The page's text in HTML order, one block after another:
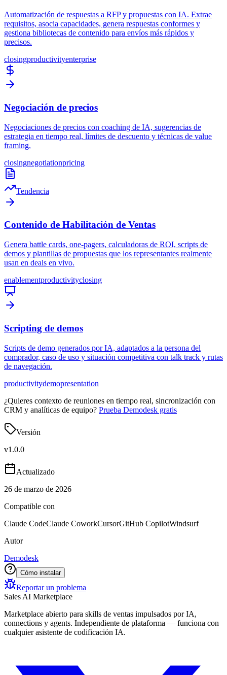
Automatización de respuestas a RFP y propuestas con IA. Extrae
requisitos, asocia capacidades, genera respuestas conformes y
gestiona bibliotecas de contenido para envíos más rápidos y
precisos.
closingproductivityenterprise
Negociación de precios
Negociaciones de precios con coaching de IA, sugerencias de
estrategia en tiempo real, límites de descuento y técnicas de value
framing.
closingnegotiationpricing
Tendencia
Contenido de Habilitación de Ventas
Genera battle cards, one-pagers, calculadoras de ROI, scripts de
demos y plantillas de propuestas que los representantes realmente
usan en deals en vivo.
enablementproductivityclosing
Scripting de demos
Scripts de demo generados por IA, adaptados a la persona del
comprador, caso de uso y situación competitiva con talk track y rutas
de navegación.
productivitydemopresentation
¿Quieres contexto de reuniones en tiempo real, sincronización con
CRM y analíticas de equipo? Prueba Demodesk gratis
Versión
v1.0.0
Actualizado
26 de marzo de 2026
Compatible con
Claude CodeClaude CoworkCursorGitHub CopilotWindsurf
Autor
Demodesk
Cómo instalar
Reportar un problema
Sales AI Marketplace
Marketplace abierto para skills de ventas impulsados por IA,
connections y agents. Independiente de plataforma — funciona con
cualquier asistente de codificación IA.